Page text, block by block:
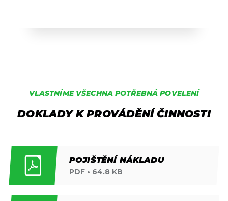
VLASTNÍME VŠECHNA POTŘEBNÁ POVELENÍ
DOKLADY K PROVÁDĚNÍ ČINNOSTI
POJIŠTĚNÍ NÁKLADU
PDF • 64.8 KB